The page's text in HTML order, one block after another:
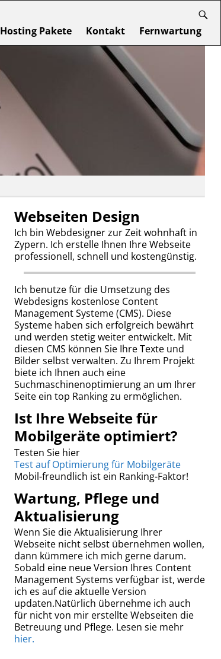
Hosting Pakete Kontakt Fernwartung
Webseiten Design
Ich bin Webdesigner zur Zeit wohnhaft in
Zypern. Ich erstelle Ihnen Ihre Webseite
professionell, schnell und kostengünstig.
Ich benutze für die Umsetzung des
Webdesigns kostenlose Content
Management Systeme (CMS). Diese
Systeme haben sich erfolgreich bewährt
und werden stetig weiter entwickelt. Mit
diesen CMS können Sie Ihre Texte und
Bilder selbst verwalten. Zu Ihrem Projekt
biete ich Ihnen auch eine
Suchmaschinenoptimierung an um Ihrer
Seite ein top Ranking zu ermöglichen.
Ist Ihre Webseite für
Mobilgeräte optimiert?
Testen Sie hier
Test auf Optimierung für Mobilgeräte
Mobil-freundlich ist ein Ranking-Faktor!
Wartung, Pflege und
Aktualisierung
Wenn Sie die Aktualisierung Ihrer
Webseite nicht selbst übernehmen wollen,
dann kümmere ich mich gerne darum.
Sobald eine neue Version Ihres Content
Management Systems verfügbar ist, werde
ich es auf die aktuelle Version
updaten.Natürlich übernehme ich auch
für nicht von mir erstellte Webseiten die
Betreuung und Pflege. Lesen sie mehr
hier.